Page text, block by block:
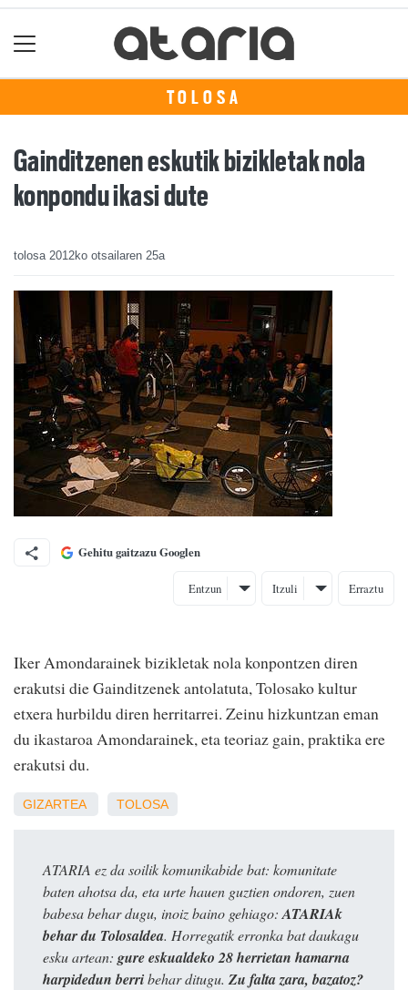
TOLOSA
Gainditzenen eskutik bizikletak nola
konpondu ikasi dute
tolosa 2012ko otsailaren 25a
Gehitu gaitzazu Googlen
Entzun Itzuli Erraztu
Iker Amondarainek bizikletak nola konpontzen diren
erakutsi die Gainditzenek antolatuta, Tolosako kultur
etxera hurbildu diren herritarrei. Zeinu hizkuntzan eman
du ikastaroa Amondarainek, eta teoriaz gain, praktika ere
erakutsi du.
GIZARTEA TOLOSA
ATARIA ez da soilik komunikabide bat: komunitate
baten ahotsa da, eta urte hauen guztien ondoren, zuen
babesa behar dugu, inoiz baino gehiago: ATARIAk
behar du Tolosaldea. Horregatik erronka bat daukagu
esku artean: gure eskualdeko 28 herrietan hamarna
harpidedun berribehar ditugu. Zu falta zara, bazatoz?